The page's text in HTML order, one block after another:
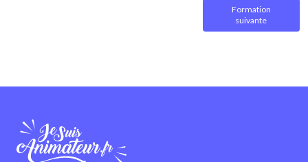
Formation
suivante